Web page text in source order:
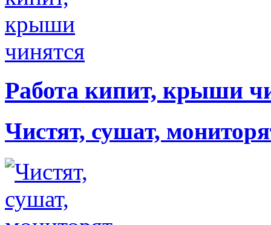
Работа кипит, крыши
Чистят, сушат,